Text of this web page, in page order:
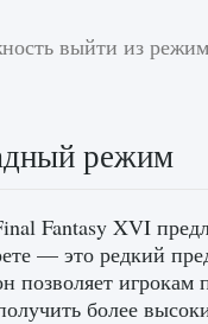
выйти из
режим
Fantasy XVI
— это редкий
игрокам
более